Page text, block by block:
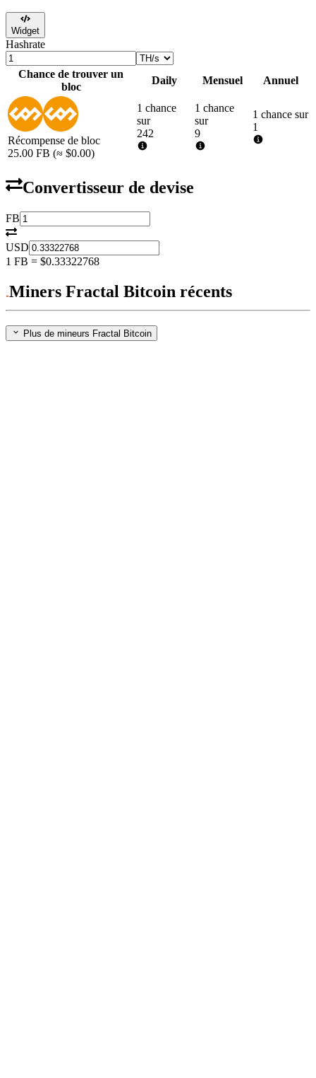
Widget
Hashrate
Chance de trouver un
bloc
Daily Mensuel Annuel
Récompense de bloc
25.00 FB (≈ $0.00)
1 chance
sur
242
1 chance
sur
9
1 chance sur
1
Convertisseur de devise
FB
USD
1 FB = $0.33322768
Miners Fractal Bitcoin récents
Plus de mineurs Fractal Bitcoin